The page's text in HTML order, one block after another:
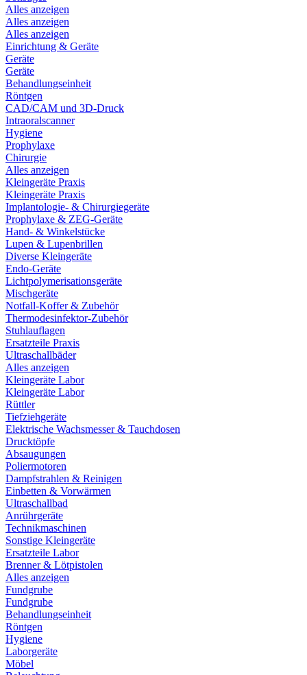
Alles anzeigen
Alles anzeigen
Alles anzeigen
Einrichtung & Geräte
Geräte
Geräte
Behandlungseinheit
Röntgen
CAD/CAM und 3D-Druck
Intraoralscanner
Hygiene
Prophylaxe
Chirurgie
Alles anzeigen
Kleingeräte Praxis
Kleingeräte Praxis
Implantologie- & Chirurgiegeräte
Prophylaxe & ZEG-Geräte
Hand- & Winkelstücke
Lupen & Lupenbrillen
Diverse Kleingeräte
Endo-Geräte
Lichtpolymerisationsgeräte
Mischgeräte
Notfall-Koffer & Zubehör
Thermodesinfektor-Zubehör
Stuhlauflagen
Ersatzteile Praxis
Ultraschallbäder
Alles anzeigen
Kleingeräte Labor
Kleingeräte Labor
Rüttler
Tiefziehgeräte
Elektrische Wachsmesser & Tauchdosen
Drucktöpfe
Absaugungen
Poliermotoren
Dampfstrahlen & Reinigen
Einbetten & Vorwärmen
Ultraschallbad
Anrührgeräte
Technikmaschinen
Sonstige Kleingeräte
Ersatzteile Labor
Brenner & Lötpistolen
Alles anzeigen
Fundgrube
Fundgrube
Behandlungseinheit
Röntgen
Hygiene
Laborgeräte
Möbel